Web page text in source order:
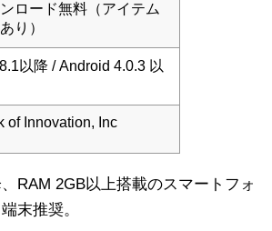
ロード無料（アイテム
り）
以降 / Android 4.0.3 以
of Innovation, Inc
RAM 2GB以上搭載のスマートフォ
末推奨。